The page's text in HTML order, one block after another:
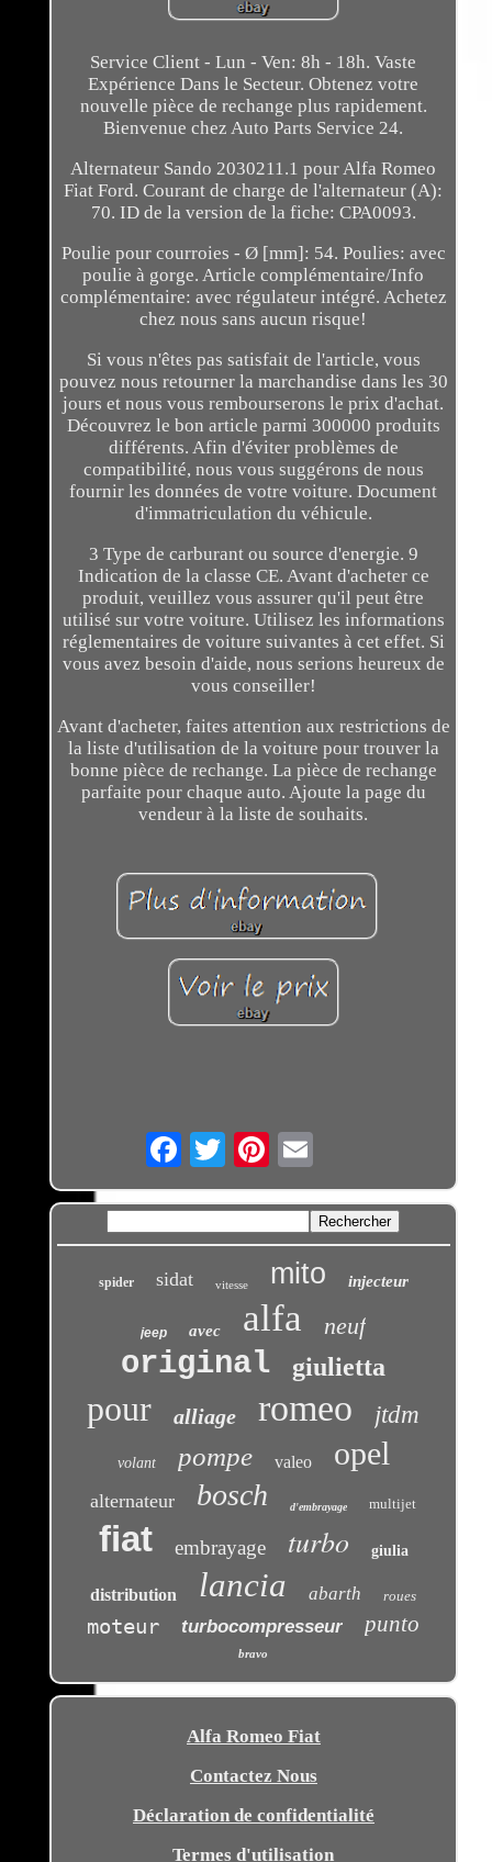
Service Client - Lun - Ven: 8h - 18h. Vaste
Expérience Dans le Secteur. Obtenez votre
nouvelle pièce de rechange plus rapidement.
Bienvenue chez Auto Parts Service 24.
Alternateur Sando 2030211.1 pour Alfa Romeo
Fiat Ford. Courant de charge de l'alternateur (A):
70. ID de la version de la fiche: CPA0093.
Poulie pour courroies - Ø [mm]: 54. Poulies: avec
poulie à gorge. Article complémentaire/Info
complémentaire: avec régulateur intégré. Achetez
chez nous sans aucun risque!
Si vous n'êtes pas satisfait de l'article, vous
pouvez nous retourner la marchandise dans les 30
jours et nous vous rembourserons le prix d'achat.
Découvrez le bon article parmi 300000 produits
différents. Afin d'éviter problèmes de
compatibilité, nous vous suggérons de nous
fournir les données de votre voiture. Document
d'immatriculation du véhicule.
3 Type de carburant ou source d'energie. 9
Indication de la classe CE. Avant d'acheter ce
produit, veuillez vous assurer qu'il peut être
utilisé sur votre voiture. Utilisez les informations
réglementaires de voiture suivantes à cet effet. Si
vous avez besoin d'aide, nous serions heureux de
vous conseiller!
Avant d'acheter, faites attention aux restrictions de
la liste d'utilisation de la voiture pour trouver la
bonne pièce de rechange. La pièce de rechange
parfaite pour chaque auto. Ajoute la page du
vendeur à la liste de souhaits.
Email
spider sidat vitesse mito injecteur
jeep avec alfa neuf
original giulietta
pour alliage romeo jtdm
volant pompe valeo opel
alternateur bosch d'embrayage multijet
fiat embrayage turbo giulia
distribution lancia abarth roues
moteur turbocompresseur punto
bravo
Alfa Romeo Fiat
Contactez Nous
Déclaration de confidentialité
Termes d'utilisation